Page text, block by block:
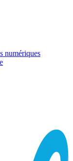
numériques